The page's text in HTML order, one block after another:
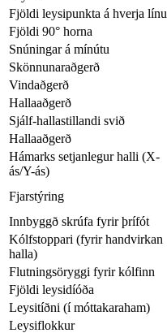
Fjöldi leysipunkta á hverja línu
Fjöldi 90° horna
Snúningar á mínútu
Skönnunaraðgerð
Vindaðgerð
Hallaaðgerð
Sjálf-hallastillandi svið
Hallaaðgerð
Hámarks setjanlegur halli (X-
ás/Y-ás)
Fjarstýring
Innbyggð skrúfa fyrir þrífót
Kólfstoppari (fyrir handvirkan
halla)
Flutningsöryggi fyrir kólfinn
Fjöldi leysidíóða
Leysitíðni (í móttakaraham)
Leysiflokkur